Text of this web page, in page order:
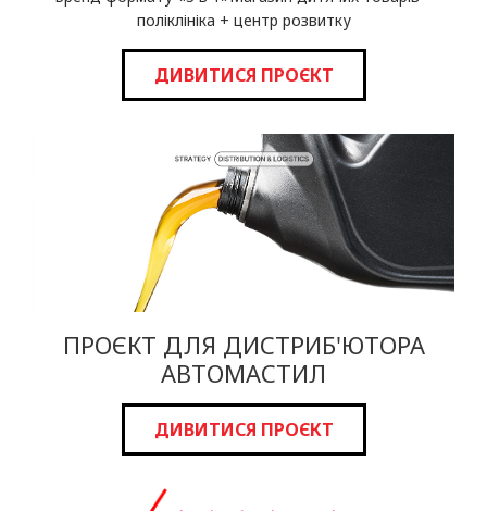
поліклініка + центр розвитку
ДИВИТИСЯ ПРОЄКТ
ПРОЄКТ ДЛЯ ДИСТРИБ'ЮТОРА
АВТОМАСТИЛ
ДИВИТИСЯ ПРОЄКТ